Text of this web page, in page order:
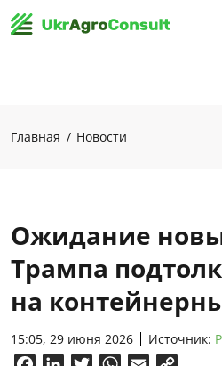
Главная Новости
Ожидание
Трампа
на
15:05, 29 июня 2026 Источник: